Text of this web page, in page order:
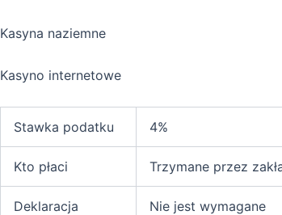
Kasyna naziemne
Kasyno internetowe
Stawka podatku 4%
Kto płaci Trzymane przez
Deklaracja Nie jest wymagane